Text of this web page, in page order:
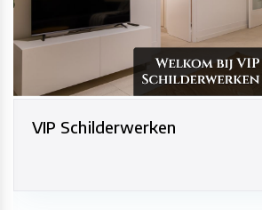
VIP Schilderwerken